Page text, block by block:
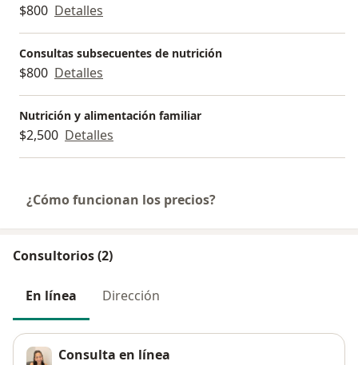
$800 Detalles
Consultas subsecuentes de nutrición
$800 Detalles
Nutrición y alimentación familiar
$2,500 Detalles
¿Cómo funcionan los precios?
Consultorios (2)
En línea Dirección
Consulta en línea